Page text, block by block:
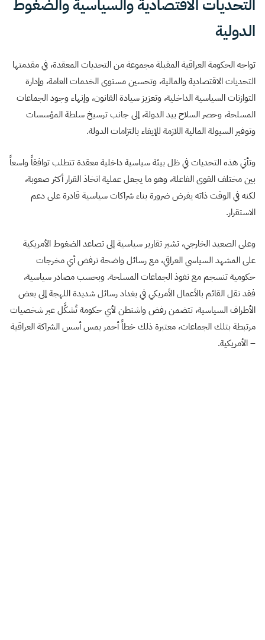
التحديات الاقتصادية والسياسية والضغوط
الدولية
تواجه الحكومة العراقية المقبلة مجموعة من التحديات المعقدة، في مقدمتها
التحديات الاقتصادية والمالية، وتحسين مستوى الخدمات العامة، وإدارة
التوازنات السياسية الداخلية، وتعزيز سيادة القانون، وإنهاء وجود الجماعات
المسلحة، وحصر السلاح بيد الدولة، إلى جانب ترسيخ سلطة المؤسسات
وتوفير السيولة المالية اللازمة للإيفاء بالتزامات الدولة.
وتأتي هذه التحديات في ظل بيئة سياسية داخلية معقدة تتطلب توافقاً واسعاً
بين مختلف القوى الفاعلة، وهو ما يجعل عملية اتخاذ القرار أكثر صعوبة،
لكنه في الوقت ذاته يفرض ضرورة بناء شراكات سياسية قادرة على دعم
الاستقرار.
وعلى الصعيد الخارجي، تشير تقارير سياسية إلى تصاعد الضغوط الأمريكية
على المشهد السياسي العراقي، مع رسائل واضحة ترفض أي مخرجات
حكومية تنسجم مع نفوذ الجماعات المسلحة. وبحسب مصادر سياسية،
فقد نقل القائم بالأعمال الأمريكي في بغداد رسائل شديدة اللهجة إلى بعض
الأطراف السياسية، تتضمن رفض واشنطن لأي حكومة تُشكَّل عبر شخصيات
مرتبطة بتلك الجماعات، معتبرة ذلك خطاً أحمر يمس أسس الشراكة العراقية
– الأمريكية.